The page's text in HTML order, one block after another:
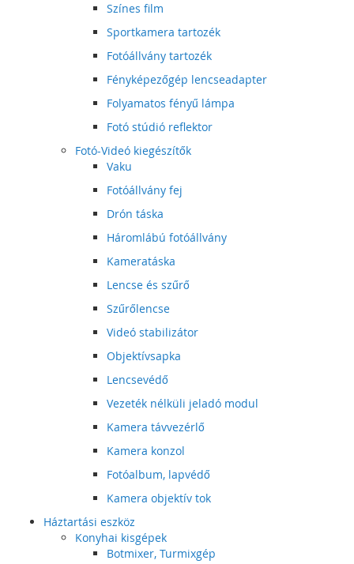
Színes film
Sportkamera tartozék
Fotóállvány tartozék
Fényképezőgép lencseadapter
Folyamatos fényű lámpa
Fotó stúdió reflektor
Fotó-Videó kiegészítők
Vaku
Fotóállvány fej
Drón táska
Háromlábú fotóállvány
Kameratáska
Lencse és szűrő
Szűrőlencse
Videó stabilizátor
Objektívsapka
Lencsevédő
Vezeték nélküli jeladó modul
Kamera távvezérlő
Kamera konzol
Fotóalbum, lapvédő
Kamera objektív tok
Háztartási eszköz
Konyhai kisgépek
Botmixer, Turmixgép